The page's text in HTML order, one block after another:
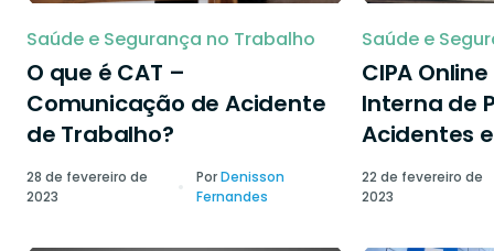
Saúde e Segurança no Trabalho
O que é CAT –
Comunicação de Acidente
de Trabalho?
28 de fevereiro de
2023
PorDenisson
Fernandes
Saúde e
CIPA
Interna de
Acidentes
22 de fevereiro de
2023